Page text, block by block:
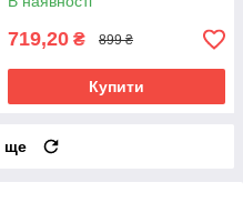
719,20 ₴ 899 ₴
Купити
ще